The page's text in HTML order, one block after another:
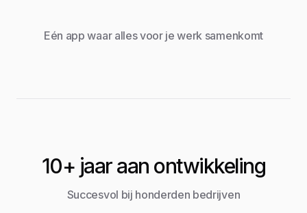
Eén app waar alles voor je werk samenkomt
10+ jaar aan ontwikkeling
Succesvol bij honderden bedrijven